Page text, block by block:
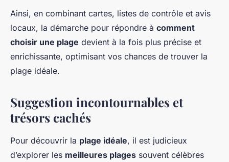
Ainsi, en combinant cartes, listes de contrôle et avis
locaux, la démarche pour répondre à comment
choisir une plage devient à la fois plus précise et
enrichissante, optimisant vos chances de trouver la
plage idéale.
Suggestion incontournables et
trésors cachés
Pour découvrir la plage idéale, il est judicieux
d’explorer les meilleures plages souvent célèbres